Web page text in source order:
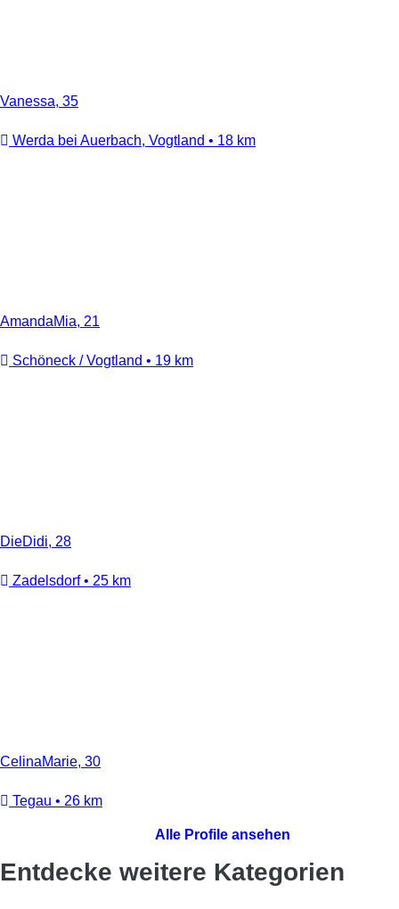
Vanessa, 35
Werda bei Auerbach, Vogtland • 18 km
AmandaMia, 21
Schöneck / Vogtland • 19 km
DieDidi, 28
Zadelsdorf • 25 km
CelinaMarie, 30
Tegau • 26 km
Alle Profile ansehen
Entdecke weitere Kategorien